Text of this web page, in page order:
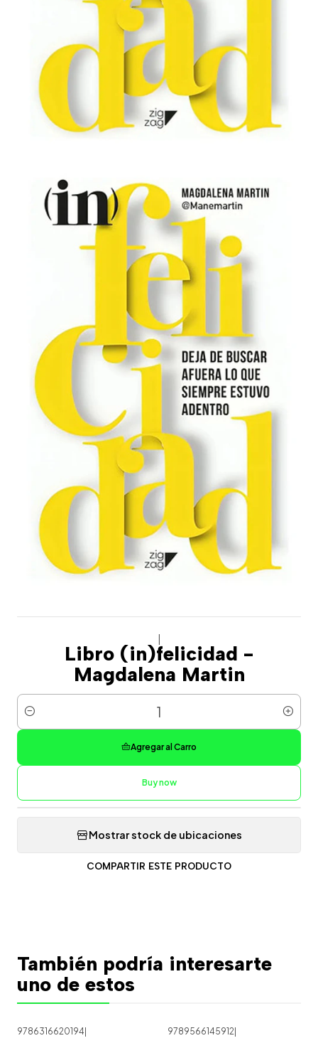
Libro (in)felicidad -
Magdalena Martin
Cantidad
Agregar al Carro
Buy now
Mostrar stock de ubicaciones
COMPARTIR ESTE PRODUCTO
También podría interesarte
uno de estos
9786316620194 9789566145912